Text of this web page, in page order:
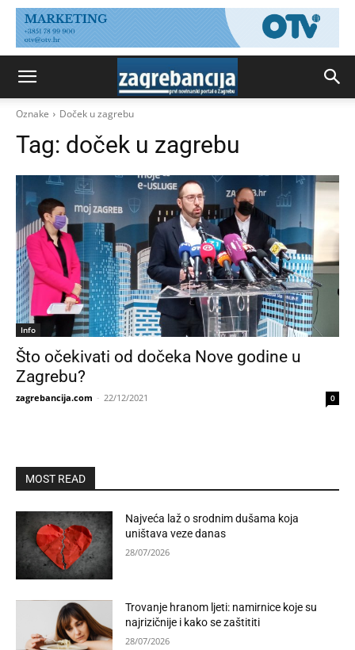
Oznake Doček u zagrebu
Tag: doček u zagrebu
Info
Što očekivati od dočeka Nove godine u
Zagrebu?
zagrebancija.com - 22/12/2021 0
MOST READ
Najveća laž o srodnim dušama koja
uništava veze danas
28/07/2026
Trovanje hranom ljeti: namirnice koje su
najrizičnije i kako se zaštititi
28/07/2026